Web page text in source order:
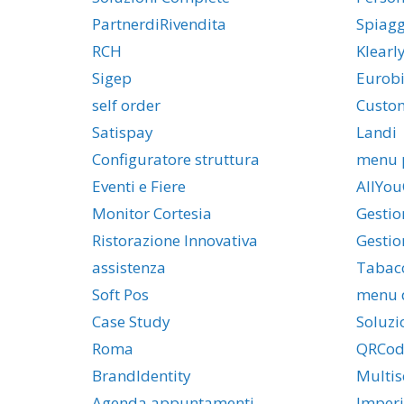
PartnerdiRivendita
RCH
Sigep
self order
Satispay
Landi
Configuratore struttura
menu
Eventi e Fiere
Monitor Cortesia
Ristorazione Innovativa
assistenza
Soft Pos
menu
Case Study
Roma
BrandIdentity